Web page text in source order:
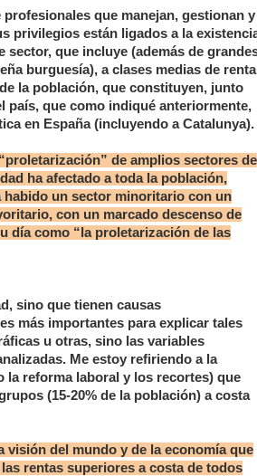
que manejan, gestionan y
privilegios están ligados a la
que incluye (además de
burguesía), a clases medias de renta
la población, que constituyen, junto
país, que como indiqué anteriormente,
en España (incluyendo a Catalunya).
de amplios sectores de
ha afectado a toda la población,
habido un sector minoritario con un
con un marcado descenso de
día como “la proletarización de las
sino que tienen causas
más importantes para explicar tales
u otras, sino las variables
Me estoy refiriendo a la
la reforma laboral y los recortes) que
(15-20% de la población) a costa
visión del mundo y de la economía que
rentas superiores a costa de todos